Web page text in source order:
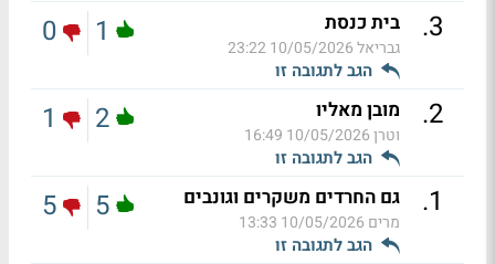
3
. בית כנסת
גבריאל10/05/2026 23:22
הגב לתגובה זו
1
0
2
. מובן מאליו
וטרן10/05/2026 16:49
הגב לתגובה זו
2
1
1
. גם החרדים משקרים וגונבים
מרים 10/05/2026 13:33
הגב לתגובה זו
5
5